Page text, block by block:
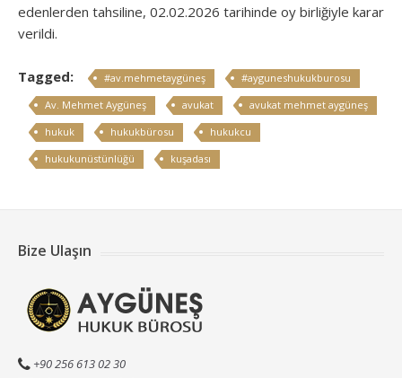
edenlerden tahsiline, 02.02.2026 tarihinde oy birliğiyle karar
verildi.
Tagged: #av.mehmetaygüneş
#ayguneshukukburosu
Av. Mehmet Aygüneş
avukat
avukat mehmet aygüneş
hukuk
hukukbürosu
hukukcu
hukukunüstünlüğü
kuşadası
Bize Ulaşın
+90 256 613 02 30